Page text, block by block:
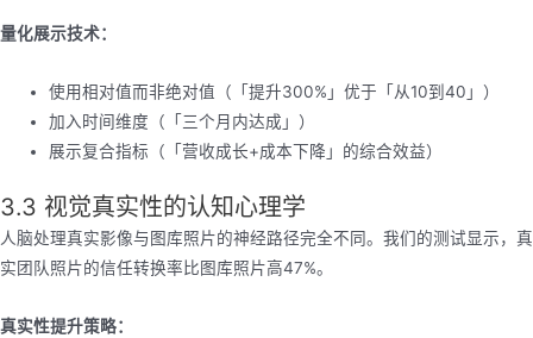
量化展示技术：
使用相对值而非绝对值（「提升300%」优于「从10到40」）
加入时间维度（「三个月内达成」）
展示复合指标（「营收成长+成本下降」的综合效益）
3.3 视觉真实性的认知心理学
人脑处理真实影像与图库照片的神经路径完全不同。我们的测试显示，真
实团队照片的信任转换率比图库照片高47%。
真实性提升策略：